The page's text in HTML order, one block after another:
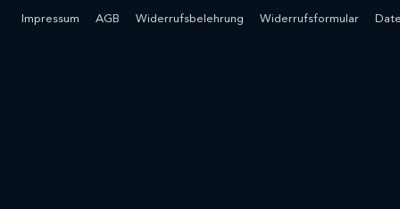
Impressum AGB Widerrufsbelehrung Widerrufsformular